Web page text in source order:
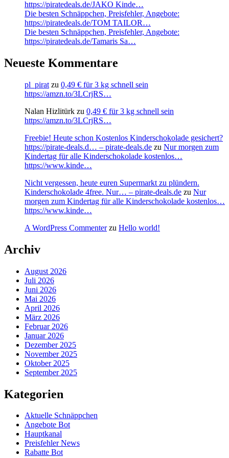
https://piratedeals.de/JAKO Kinde…
Die besten Schnäppchen, Preisfehler, Angebote:
https://piratedeals.de/TOM TAILOR…
Die besten Schnäppchen, Preisfehler, Angebote:
https://piratedeals.de/Tamaris Sa…
Neueste Kommentare
pl_pirat zu 0,49 € für 3 kg schnell sein
https://amzn.to/3LCrjRS…
Nalan Hizlitürk zu 0,49 € für 3 kg schnell sein
https://amzn.to/3LCrjRS…
Freebie! Heute schon Kostenlos Kinderschokolade gesichert?
https://pirate-deals.d… – pirate-deals.de zu Nur morgen zum
Kindertag für alle Kinderschokolade kostenlos…
https://www.kinde…
Nicht vergessen, heute euren Supermarkt zu plündern.
Kinderschokolade 4free. Nur… – pirate-deals.de zu Nur
morgen zum Kindertag für alle Kinderschokolade kostenlos…
https://www.kinde…
A WordPress Commenterzu Hello world!
Archiv
August 2026
Juli 2026
Juni 2026
Mai 2026
April 2026
März 2026
Februar 2026
Januar 2026
Dezember 2025
November 2025
Oktober 2025
September 2025
Kategorien
Aktuelle Schnäppchen
Angebote Bot
Hauptkanal
Preisfehler News
Rabatte Bot